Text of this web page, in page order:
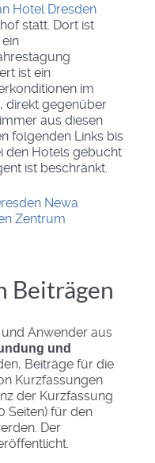
Hotel Dresden
statt. Dort ist
ist ein
im
, direkt gegenüber
aus diesen
folgenden Links bis
den Hotels gebucht
ist beschränkt.
Newa
Zentrum
Beiträgen
Anwender aus
und
Beiträge für die
Kurzfassungen
der Kurzfassung
Seiten) für den
Der